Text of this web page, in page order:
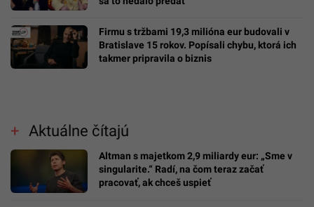
Firmu s tržbami 19,3 milióna eur budovali v
Bratislave 15 rokov. Popísali chybu, ktorá ich
takmer pripravila o biznis
Aktuálne čítajú
Altman s majetkom 2,9 miliardy eur: „Sme v
singularite.“ Radí, na čom teraz začať
pracovať, ak chceš uspieť